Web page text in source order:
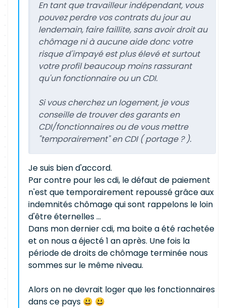
En tant que travailleur indépendant, vous
pouvez perdre vos contrats du jour au
lendemain, faire faillite, sans avoir droit au
chômage ni à aucune aide donc votre
risque d'impayé est plus élevé et surtout
votre profil beaucoup moins rassurant
qu'un fonctionnaire ou un CDI.
Si vous cherchez un logement, je vous
conseille de trouver des garants en
CDI/fonctionnaires ou de vous mettre
"temporairement" en CDI ( portage ? ).
Je suis bien d'accord.
Par contre pour les cdi, le défaut de paiement
n'est que temporairement repoussé grâce aux
indemnités chômage qui sont rappelons le loin
d'être éternelles ...
Dans mon dernier cdi, ma boite a été rachetée
et on nous a éjecté 1 an après. Une fois la
période de droits de chômage terminée nous
sommes sur le même niveau.
Alors on ne devrait loger que les fonctionnaires
dans ce pays 😃 😃